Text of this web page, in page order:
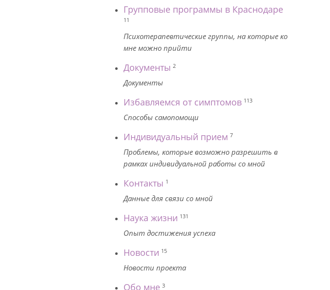
Групповые программы в Краснодаре
11
Психотерапевтические группы, на которые ко
мне можно прийти
Документы 2
Документы
Избавляемся от симптомов 113
Способы самопомощи
Индивидуальный прием 7
Проблемы, которые возможно разрешить в
рамках индивидуальной работы со мной
Контакты 1
Данные для связи со мной
Наука жизни 131
Опыт достижения успеха
Новости 15
Новости проекта
Обо мне 3